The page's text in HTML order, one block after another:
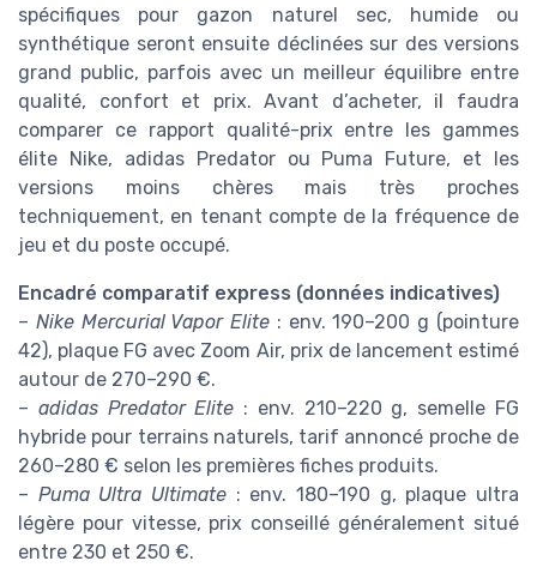
spécifiques pour gazon naturel sec, humide ou
synthétique seront ensuite déclinées sur des versions
grand public, parfois avec un meilleur équilibre entre
qualité, confort et prix. Avant d’acheter, il faudra
comparer ce rapport qualité-prix entre les gammes
élite Nike, adidas Predator ou Puma Future, et les
versions moins chères mais très proches
techniquement, en tenant compte de la fréquence de
jeu et du poste occupé.
Encadré comparatif express (données indicatives)
– Nike Mercurial Vapor Elite : env. 190–200 g (pointure
42), plaque FG avec Zoom Air, prix de lancement estimé
autour de 270–290 €.
– adidas Predator Elite : env. 210–220 g, semelle FG
hybride pour terrains naturels, tarif annoncé proche de
260–280 € selon les premières fiches produits.
– Puma Ultra Ultimate : env. 180–190 g, plaque ultra
légère pour vitesse, prix conseillé généralement situé
entre 230 et 250 €.